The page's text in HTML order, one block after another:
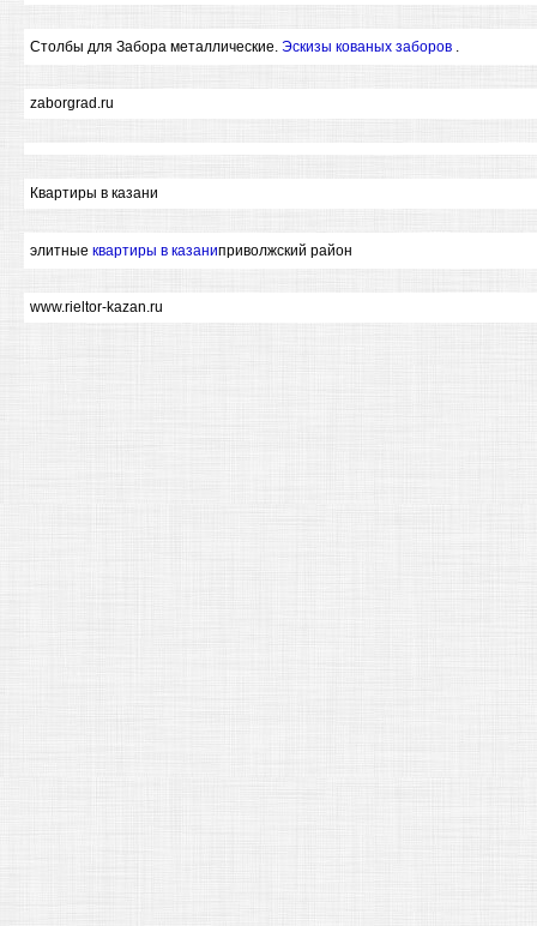
Столбы для Забора металлические. Эскизы кованых заборов .
zaborgrad.ru
Квартиры в казани
элитные квартиры в казаниприволжский район
www.rieltor-kazan.ru